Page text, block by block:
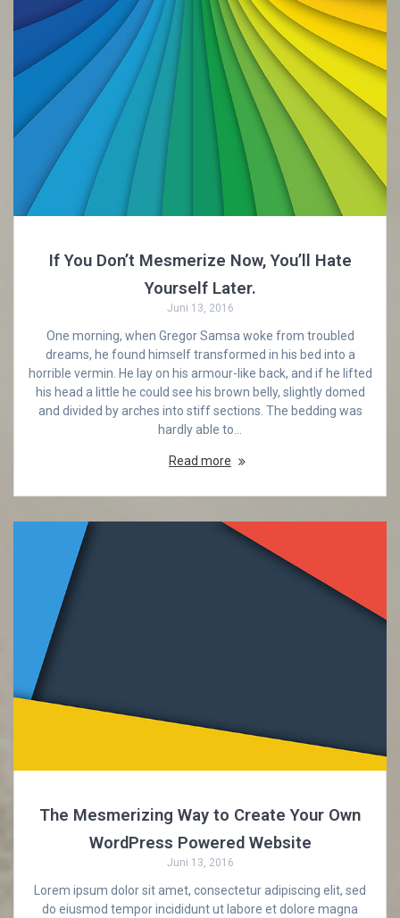
If You Don’t Mesmerize Now, You’ll Hate
Yourself Later.
Juni 13, 2016
One morning, when Gregor Samsa woke from troubled
dreams, he found himself transformed in his bed into a
horrible vermin. He lay on his armour-like back, and if he lifted
his head a little he could see his brown belly, slightly domed
and divided by arches into stiff sections. The bedding was
hardly able to…
Read more
The Mesmerizing Way to Create Your Own
WordPress Powered Website
Juni 13, 2016
Lorem ipsum dolor sit amet, consectetur adipiscing elit, sed
do eiusmod tempor incididunt ut labore et dolore magna